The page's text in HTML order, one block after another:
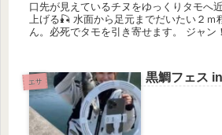
口先が見えているチヌをゆっくりタモへ
上げる🎣 水面から足元までだいたい２ｍ
ん。必死でタモを引き寄せます。 ジャン
エサ 黒鯛フェス